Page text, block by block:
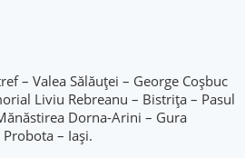
– Valea Sălăuței – George Coșbuc
Liviu Rebreanu – Bistrița – Pasul
Dorna-Arini – Gura
– Iași.